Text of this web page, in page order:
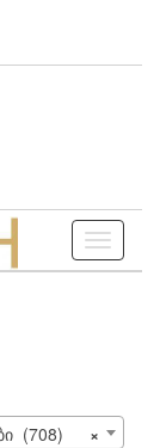
Toggle
×
(708)